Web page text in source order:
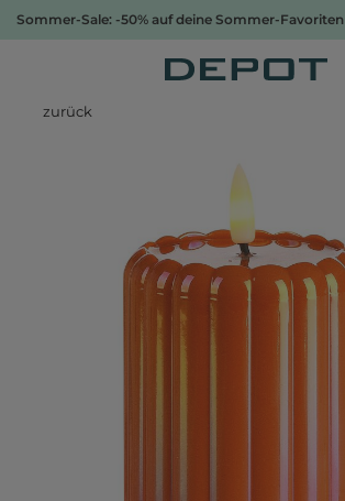
Sommer-Sale: -50% auf deine Sommer-Favoriten
zurück